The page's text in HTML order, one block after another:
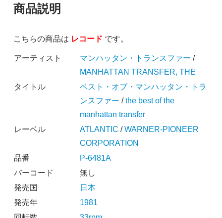
商品説明
こちらの商品は レコード です。
アーティスト マンハッタン・トランスファー /
MANHATTAN TRANSFER, THE
タイトル
ベスト・オブ・マンハッタン・トラ
ンスファー /the best of the
manhattan transfer
レーベル
ATLANTIC /WARNER-PIONEER
CORPORATION
品番
P-6481A
バーコード
無し
発売国
日本
発売年
1981